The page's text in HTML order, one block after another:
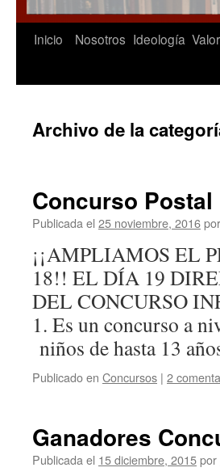
Inicio Nosotros Ideología
Archivo de la
Concurso Postal
Publicada el 25 noviembre, 2016por
¡¡AMPLIAMOS EL
18!! EL DÍA 19
DEL CONCURSO
1. Es un concurso a
niños de hasta 13
Publicado en Concursos | 2
Ganadores
Publicada el 15 diciembre, 2015por